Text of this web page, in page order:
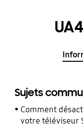
Sujets
Comment
votre téléviseur